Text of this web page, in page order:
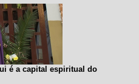
é a capital espiritual do